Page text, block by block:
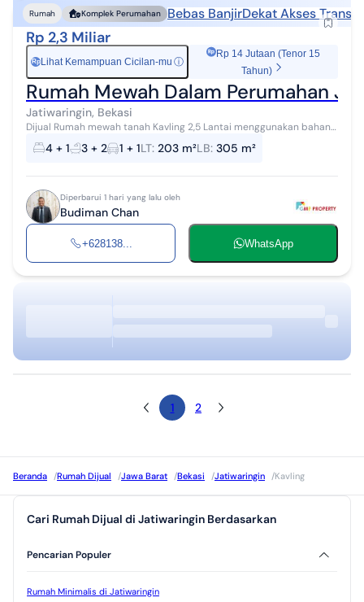
Rumah Komplek Perumahan Bebas BanjirDekat Akses
Rp 2,3 Miliar
Rp Lihat Kemampuan Cicilan-mu ⓘ
Rp 14 Jutaan (Tenor 15
Tahun)
Rumah Mewah Dalam Perumahan
Jatiwaringin, Bekasi
Dijual Rumah mewah tanah Kavling 2,5 Lantai menggunakan bahan
bangunan premium di Jatiwaringin. Spesifikasi : - Luas Tanah 203 m²
- Luas Bangunan...
4 + 1 3 + 2 1 + 1LT: 203 m²LB: 305 m²
Diperbarui 1 hari yang lalu oleh
Budiman Chan
+628138... WhatsApp
1 2
Beranda /Rumah Dijual /Jawa Barat /Bekasi /Jatiwaringin /Kavling
Cari Rumah Dijual di Jatiwaringin Berdasarkan
Pencarian Populer
Rumah Minimalis di Jatiwaringin